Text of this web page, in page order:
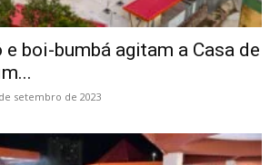
e boi-bumbá agitam a Casa de
setembro de 2023